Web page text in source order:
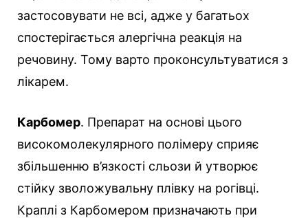
застосовувати не всі, адже у багатьох
спостерігається алергічна реакція на
речовину. Тому варто проконсультуватися з
лікарем.
Карбомер. Препарат на основі цього
високомолекулярного полімеру сприяє
збільшенню в’язкості сльози й утворює
стійку зволожувальну плівку на рогівці.
Краплі з Карбомером призначають при